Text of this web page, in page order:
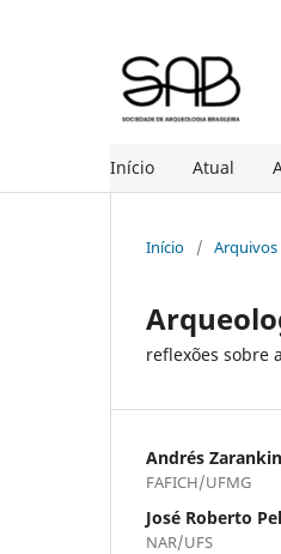
Início Atual
Início / Arquivos
reflexões sobre
Andrés Zarankin
FAFICH/UFMG
José Roberto
NAR/UFS